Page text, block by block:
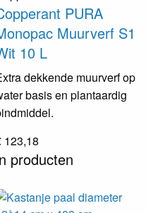
PURA
Muurverf S1
10 L
dekkende muurverf op
basis en plantaardig
123,18
producten